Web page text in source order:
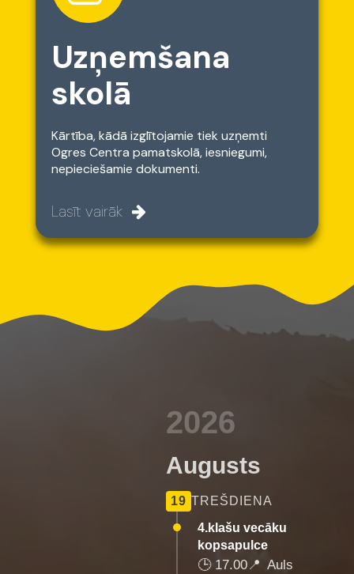
Uzņemšana
skolā
Kārtība, kādā izglītojamie tiek uzņemti
Ogres Centra pamatskolā, iesniegumi,
nepieciešamie dokumenti.
Lasīt vairāk
2026
Augusts
19 TREŠDIENA
4.klašu vecāku
kopsapulce
🕒17.00📍 Auls